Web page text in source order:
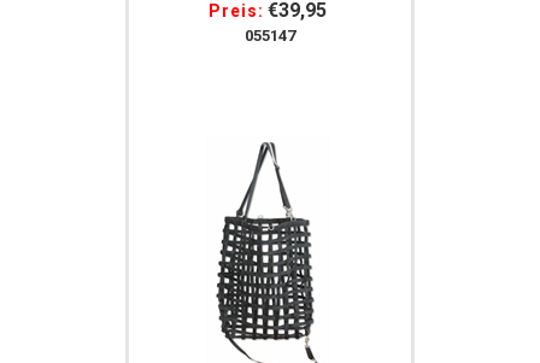
Heunetz Heusack In
Tunnelform
Preis: €39,95
055147